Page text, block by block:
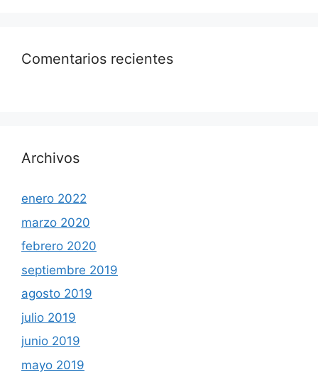
Comentarios recientes
Archivos
enero 2022
marzo 2020
febrero 2020
septiembre 2019
agosto 2019
julio 2019
junio 2019
mayo 2019